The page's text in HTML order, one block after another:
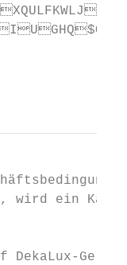
wird ein